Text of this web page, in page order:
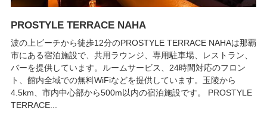
PROSTYLE TERRACE NAHA
波の上ビーチから徒歩12分のPROSTYLE TERRACE NAHAは那覇
市にある宿泊施設で、共用ラウンジ、専用駐車場、レストラン、
バーを提供しています。ルームサービス、24時間対応のフロン
ト、館内全域での無料WiFiなどを提供しています。玉陵から
4.5km、市内中心部から500m以内の宿泊施設です。 PROSTYLE
TERRACE...